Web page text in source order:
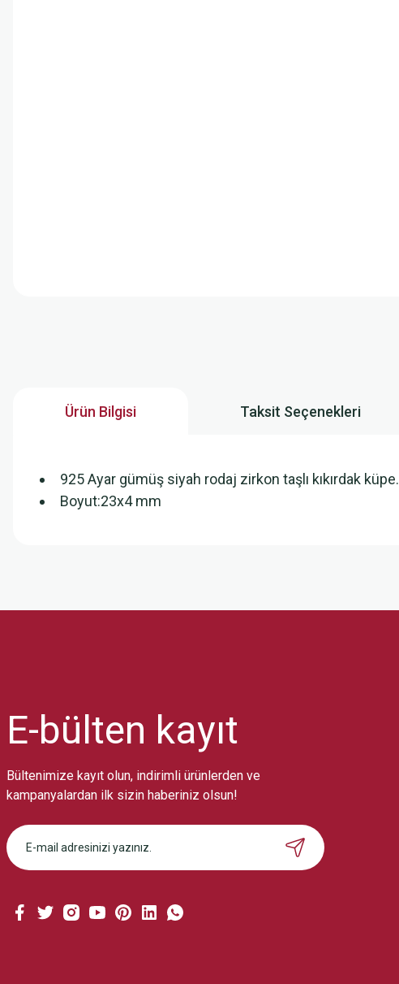
Ürün Bilgisi Taksit Seçenekleri
925 Ayar gümüş siyah rodaj zirkon taşlı kıkırdak küpe.
Boyut:23x4 mm
Bu ürüne benzer farklı alternatifler olmalı.
E-bülten kayıt
Bültenimize kayıt olun, indirimli ürünlerden ve
kampanyalardan ilk sizin haberiniz olsun!